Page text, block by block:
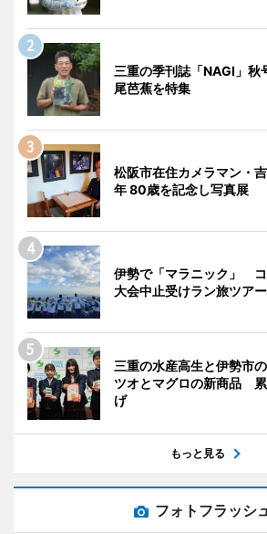
三重の季刊誌「NAGI」
尾芭蕉を特集
松阪市在住カメラマン・
年 80歳を記念し写真展
伊勢で「マラニック」
大会中止受けラン旅ツア
三重の水産高生と伊勢市
ツオとマグロの新商品
げ
もっと見る
フォトフラッシ